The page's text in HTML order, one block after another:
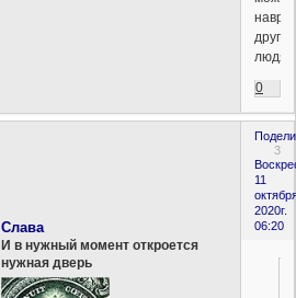
другим
0
3
11
2020г.
06:20
Слава
И в нужный момент откроется
нужная дверь